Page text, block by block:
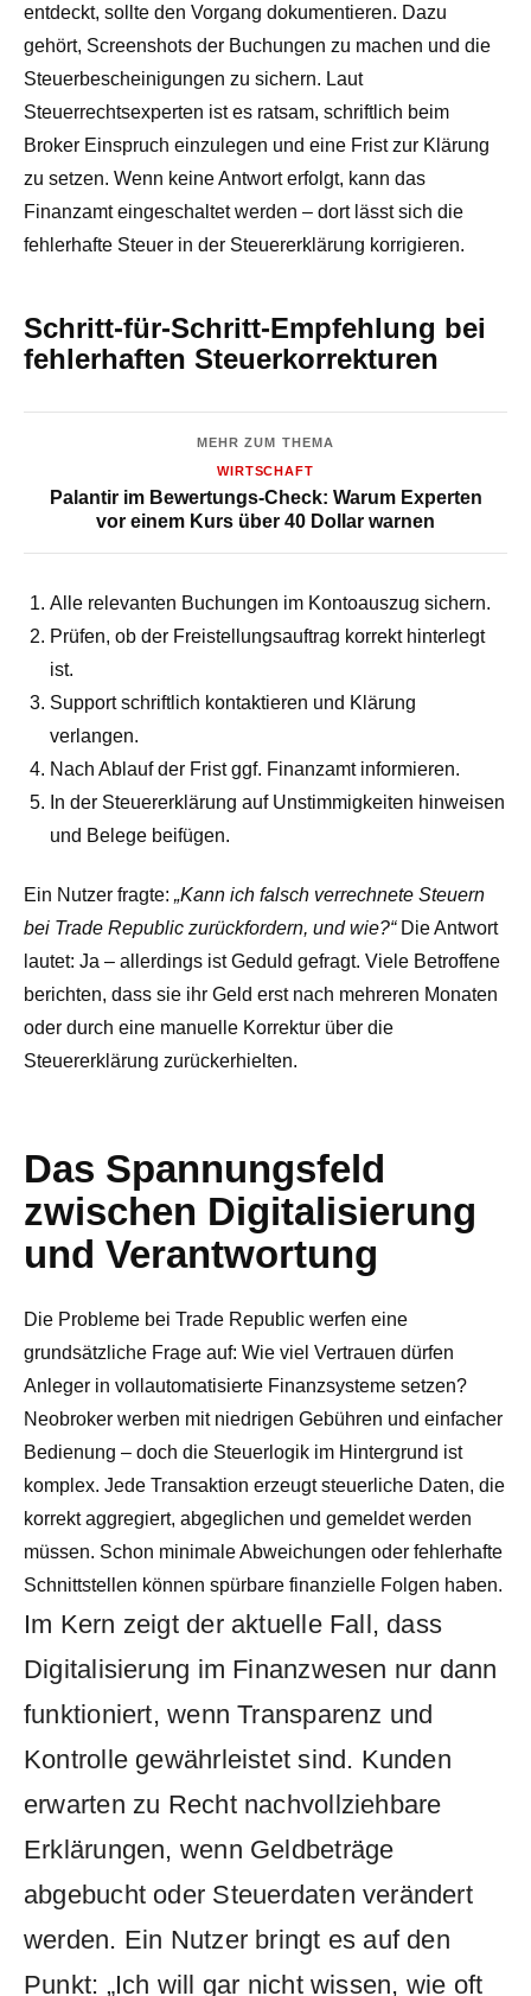
entdeckt, sollte den Vorgang dokumentieren. Dazu
gehört, Screenshots der Buchungen zu machen und die
Steuerbescheinigungen zu sichern. Laut
Steuerrechtsexperten ist es ratsam, schriftlich beim
Broker Einspruch einzulegen und eine Frist zur Klärung
zu setzen. Wenn keine Antwort erfolgt, kann das
Finanzamt eingeschaltet werden – dort lässt sich die
fehlerhafte Steuer in der Steuererklärung korrigieren.
Schritt-für-Schritt-Empfehlung bei
fehlerhaften Steuerkorrekturen
MEHR ZUM THEMA
WIRTSCHAFT
Palantir im Bewertungs-Check: Warum Experten
vor einem Kurs über 40 Dollar warnen
Alle relevanten Buchungen im Kontoauszug sichern.
Prüfen, ob der Freistellungsauftrag korrekt hinterlegt
ist.
Support schriftlich kontaktieren und Klärung
verlangen.
Nach Ablauf der Frist ggf. Finanzamt informieren.
In der Steuererklärung auf Unstimmigkeiten hinweisen
und Belege beifügen.
Ein Nutzer fragte: „Kann ich falsch verrechnete Steuern
bei Trade Republic zurückfordern, und wie?“Die Antwort
lautet: Ja – allerdings ist Geduld gefragt. Viele Betroffene
berichten, dass sie ihr Geld erst nach mehreren Monaten
oder durch eine manuelle Korrektur über die
Steuererklärung zurückerhielten.
Das Spannungsfeld
zwischen Digitalisierung
und Verantwortung
Die Probleme bei Trade Republic werfen eine
grundsätzliche Frage auf: Wie viel Vertrauen dürfen
Anleger in vollautomatisierte Finanzsysteme setzen?
Neobroker werben mit niedrigen Gebühren und einfacher
Bedienung – doch die Steuerlogik im Hintergrund ist
komplex. Jede Transaktion erzeugt steuerliche Daten, die
korrekt aggregiert, abgeglichen und gemeldet werden
müssen. Schon minimale Abweichungen oder fehlerhafte
Schnittstellen können spürbare finanzielle Folgen haben.
Im Kern zeigt der aktuelle Fall, dass
Digitalisierung im Finanzwesen nur dann
funktioniert, wenn Transparenz und
Kontrolle gewährleistet sind. Kunden
erwarten zu Recht nachvollziehbare
Erklärungen, wenn Geldbeträge
abgebucht oder Steuerdaten verändert
werden. Ein Nutzer bringt es auf den
Punkt: „Ich will gar nicht wissen, wie oft